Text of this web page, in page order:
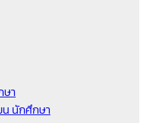
า
นักศึกษา